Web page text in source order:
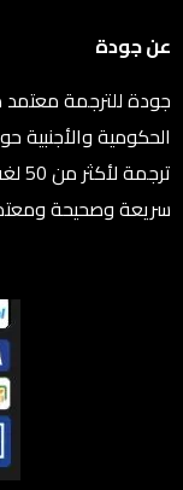
عن جودة
جودة للترجمة معتمد
الحكومية
سريعة وصحيحة